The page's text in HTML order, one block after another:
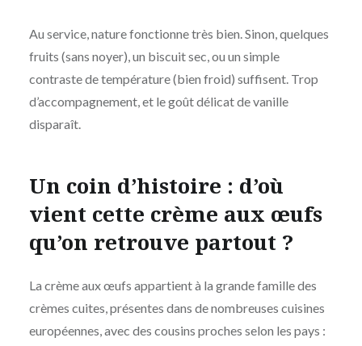
Au service, nature fonctionne très bien. Sinon, quelques
fruits (sans noyer), un biscuit sec, ou un simple
contraste de température (bien froid) suffisent. Trop
d’accompagnement, et le goût délicat de vanille
disparaît.
Un coin d’histoire : d’où
vient cette crème aux œufs
qu’on retrouve partout ?
La crème aux œufs appartient à la grande famille des
crèmes cuites, présentes dans de nombreuses cuisines
européennes, avec des cousins proches selon les pays :